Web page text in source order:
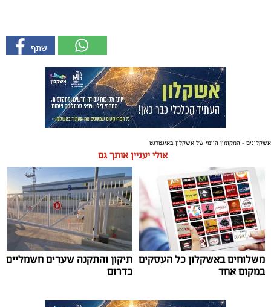
אשקלונים - המקומון היומי של אשקלון באינטרנט
אולי יעניין אותך גם
משלוחים באשקלון כל העסקים
במקום אחד
תיקון והתקנה שערים חשמליים
בדרום